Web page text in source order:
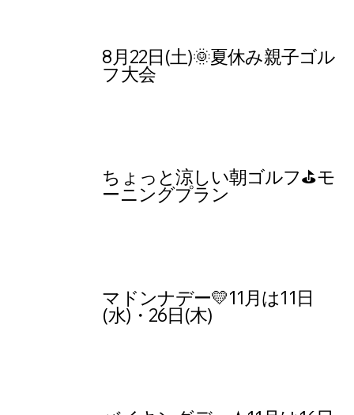
8月22日(土)🌞夏休み親子ゴル
フ大会
ちょっと涼しい朝ゴルフ⛳モ
ーニングプラン
マドンナデー💛11月は11日
(水)・26日(木)